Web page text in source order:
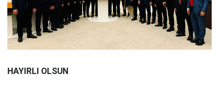
HAYIRLI OLSUN